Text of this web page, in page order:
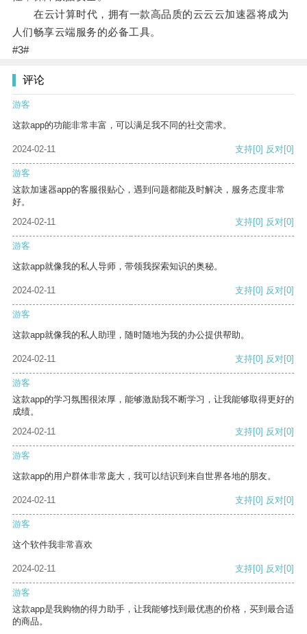
在云计算时代，拥有一款高品质的云云云加速器将成为
人们畅享云端服务的必备工具。
#3#
评论
游客
这款app的功能非常丰富，可以满足我不同的社交需求。
2024-02-11 支持[0] 反对[0]
游客
这款加速器app的客服很贴心，遇到问题都能及时解决，服务态度非常
好。
2024-02-11
支持[0] 反对[0]
游客
这款app就像我的私人导师，带领我探索知识的奥秘。
2024-02-11 支持[0] 反对[0]
游客
这款app就像我的私人助理，随时随地为我的办公提供帮助。
2024-02-11 支持[0] 反对[0]
游客
这款app的学习氛围很浓厚，能够激励我不断学习，让我能够取得更好的
成绩。
2024-02-11
支持[0] 反对[0]
游客
这款app的用户群体非常庞大，我可以结识到来自世界各地的朋友。
2024-02-11 支持[0] 反对[0]
游客
这个软件我非常喜欢
2024-02-11 支持[0] 反对[0]
游客
这款app是我购物的得力助手，让我能够找到最优惠的价格，买到最合适
的商品。